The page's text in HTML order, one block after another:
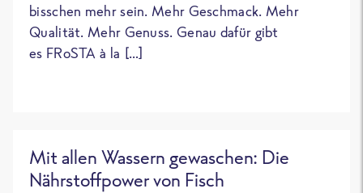
bisschen mehr sein. Mehr Geschmack. Mehr
Qualität. Mehr Genuss. Genau dafür gibt
es FRoSTA à la […]
Mit allen Wassern gewaschen: Die
Nährstoffpower von Fisch